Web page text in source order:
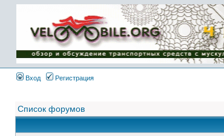
Имя пользователя:
Пароль:
{ LOG_ME_IN_SHORT
}
Вход Регистрация
Список форумов